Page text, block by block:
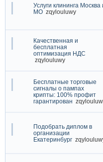
Услуги клининга Москва
МО zqylouluwy
Качественная и
бесплатная
оптимизация НДС
zqylouluwy
Бесплатные торговые
сигналы о пампах
крипты: 100% профит
гарантирован
Подобрать диплом в
организации
Екатеринбург